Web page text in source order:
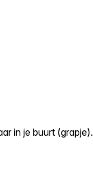
in je buurt (grapje).